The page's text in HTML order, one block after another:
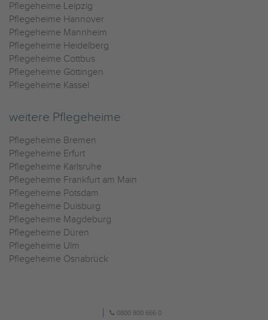
Pflegeheime Leipzig
Pflegeheime Hannover
Pflegeheime Mannheim
Pflegeheime Heidelberg
Pflegeheime Cottbus
Pflegeheime Göttingen
Pflegeheime Kassel
weitere Pflegeheime
Pflegeheime Bremen
Pflegeheime Erfurt
Pflegeheime Karlsruhe
Pflegeheime Frankfurt am Main
Pflegeheime Potsdam
Pflegeheime Duisburg
Pflegeheime Magdeburg
Pflegeheime Düren
Pflegeheime Ulm
Pflegeheime Osnabrück
0800 800 666 0